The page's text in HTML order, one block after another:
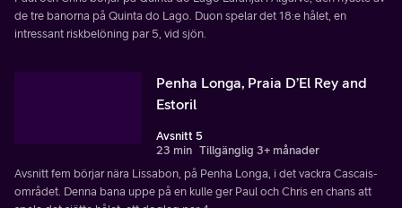
de tre banorna på Quinta do Lago. Duon spelar det 18:e hålet, en
intressant riskbelöning par 5, vid sjön.
Penha Longa, Praia D’El Rey and
Estoril
Avsnitt 5
23 min Tillgänglig 3+ månader
Avsnitt fem börjar nära Lissabon, på Penha Longa, i det vackra Cascais-
området. Denna bana uppe på en kulle ger Paul och Chris en chans att